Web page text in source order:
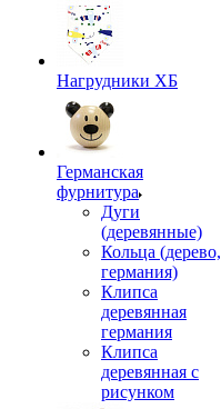
Нагрудники ХБ
Германская
фурнитура
Дуги
(деревянные)
Кольца (дерево,
германия)
Клипса
деревянная
германия
Клипса
деревянная с
рисунком